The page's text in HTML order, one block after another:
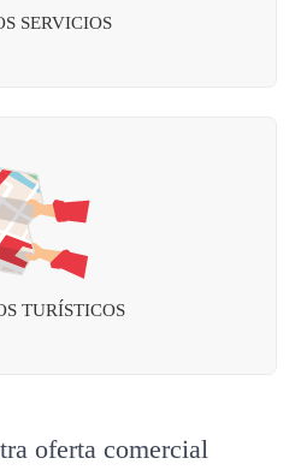
SERVICIOS
TURÍSTICOS
oferta comercial